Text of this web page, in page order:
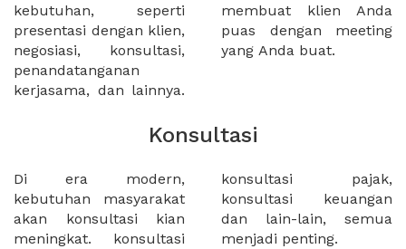
kebutuhan, seperti
presentasi dengan klien,
negosiasi, konsultasi,
penandatanganan
kerjasama, dan lainnya.
membuat klien Anda
puas dengan meeting
yang Anda buat.
Konsultasi
Di era modern,
kebutuhan masyarakat
akan konsultasi kian
meningkat. konsultasi
konsultasi pajak,
konsultasi keuangan
dan lain-lain, semua
menjadi penting.